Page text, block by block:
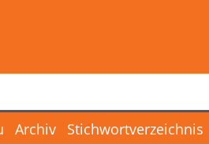
Stichwortverzeichnis
Archiv